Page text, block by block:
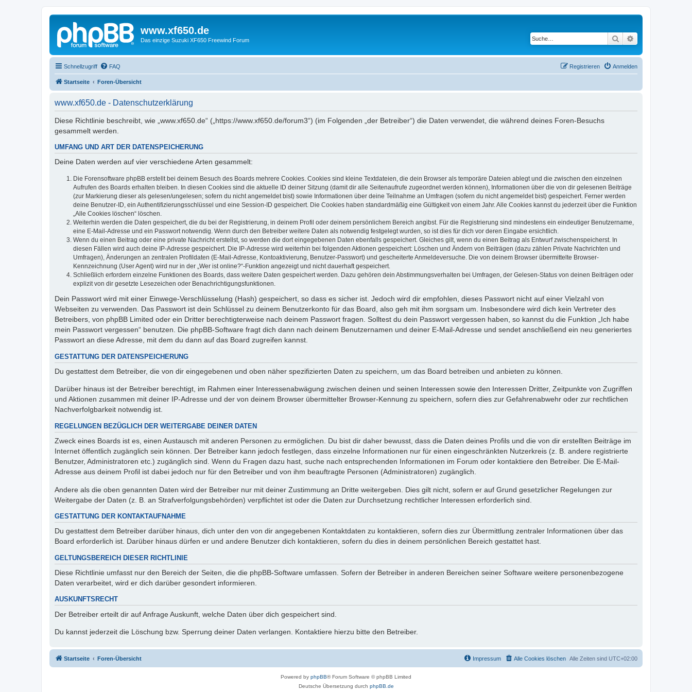
www.xf650.de
Das einzige Suzuki XF650 Freewind Forum Suche
Schnellzugriff FAQ Anmelden
Registrieren
Startseite Foren-Übersicht
www.xf650.de - Datenschutzerklärung
Diese Richtlinie beschreibt, wie „www.xf650.de“ („https://www.xf650.de/forum3“) (im Folgenden „der Betreiber“) die Daten verwendet, die während deines Foren-Besuchs
gesammelt werden.
UMFANG UND ART DER DATENSPEICHERUNG
Deine Daten werden auf vier verschiedene Arten gesammelt:
Die Forensoftware phpBB erstellt bei deinem Besuch des Boards mehrere Cookies. Cookies sind kleine Textdateien, die dein Browser als temporäre Dateien ablegt und die zwischen den einzelnen
Aufrufen des Boards erhalten bleiben. In diesen Cookies sind die aktuelle ID deiner Sitzung (damit dir alle Seitenaufrufe zugeordnet werden können), Informationen über die von dir gelesenen Beiträge
(zur Markierung dieser als gelesen/ungelesen; sofern du nicht angemeldet bist) sowie Informationen über deine Teilnahme an Umfragen (sofern du nicht angemeldet bist) gespeichert. Ferner werden
deine Benutzer-ID, ein Authentifizierungsschlüssel und eine Session-ID gespeichert. Die Cookies haben standardmäßig eine Gültigkeit von einem Jahr. Alle Cookies kannst du jederzeit über die Funktion
„Alle Cookies löschen“ löschen.
Weiterhin werden die Daten gespeichert, die du bei der Registrierung, in deinem Profil oder deinem persönlichem Bereich angibst. Für die Registrierung sind mindestens ein eindeutiger Benutzername,
eine E-Mail-Adresse und ein Passwort notwendig. Wenn durch den Betreiber weitere Daten als notwendig festgelegt wurden, so ist dies für dich vor deren Eingabe ersichtlich.
Wenn du einen Beitrag oder eine private Nachricht erstellst, so werden die dort eingegebenen Daten ebenfalls gespeichert. Gleiches gilt, wenn du einen Beitrag als Entwurf zwischenspeicherst. In
diesen Fällen wird auch deine IP-Adresse gespeichert. Die IP-Adresse wird weiterhin bei folgenden Aktionen gespeichert: Löschen und Ändern von Beiträgen (dazu zählen Private Nachrichten und
Umfragen), Änderungen an zentralen Profildaten (E-Mail-Adresse, Kontoaktivierung, Benutzer-Passwort) und gescheiterte Anmeldeversuche. Die von deinem Browser übermittelte Browser-
Kennzeichnung (User Agent) wird nur in der „Wer ist online?“-Funktion angezeigt und nicht dauerhaft gespeichert.
Schließlich erfordern einzelne Funktionen des Boards, dass weitere Daten gespeichert werden. Dazu gehören dein Abstimmungsverhalten bei Umfragen, der Gelesen-Status von deinen Beiträgen oder
explizit von dir gesetzte Lesezeichen oder Benachrichtigungsfunktionen.
Dein Passwort wird mit einer Einwege-Verschlüsselung (Hash) gespeichert, so dass es sicher ist. Jedoch wird dir empfohlen, dieses Passwort nicht auf einer Vielzahl von
Webseiten zu verwenden. Das Passwort ist dein Schlüssel zu deinem Benutzerkonto für das Board, also geh mit ihm sorgsam um. Insbesondere wird dich kein Vertreter des
Betreibers, von phpBB Limited oder ein Dritter berechtigterweise nach deinem Passwort fragen. Solltest du dein Passwort vergessen haben, so kannst du die Funktion „Ich habe
mein Passwort vergessen“ benutzen. Die phpBB-Software fragt dich dann nach deinem Benutzernamen und deiner E-Mail-Adresse und sendet anschließend ein neu generiertes
Passwort an diese Adresse, mit dem du dann auf das Board zugreifen kannst.
GESTATTUNG DER DATENSPEICHERUNG
Du gestattest dem Betreiber, die von dir eingegebenen und oben näher spezifizierten Daten zu speichern, um das Board betreiben und anbieten zu können.
Darüber hinaus ist der Betreiber berechtigt, im Rahmen einer Interessenabwägung zwischen deinen und seinen Interessen sowie den Interessen Dritter, Zeitpunkte von Zugriffen
und Aktionen zusammen mit deiner IP-Adresse und der von deinem Browser übermittelter Browser-Kennung zu speichern, sofern dies zur Gefahrenabwehr oder zur rechtlichen
Nachverfolgbarkeit notwendig ist.
REGELUNGEN BEZÜGLICH DER WEITERGABE DEINER DATEN
Zweck eines Boards ist es, einen Austausch mit anderen Personen zu ermöglichen. Du bist dir daher bewusst, dass die Daten deines Profils und die von dir erstellten Beiträge im
Internet öffentlich zugänglich sein können. Der Betreiber kann jedoch festlegen, dass einzelne Informationen nur für einen eingeschränkten Nutzerkreis (z. B. andere registrierte
Benutzer, Administratoren etc.) zugänglich sind. Wenn du Fragen dazu hast, suche nach entsprechenden Informationen im Forum oder kontaktiere den Betreiber. Die E-Mail-
Adresse aus deinem Profil ist dabei jedoch nur für den Betreiber und von ihm beauftragte Personen (Administratoren) zugänglich.
Andere als die oben genannten Daten wird der Betreiber nur mit deiner Zustimmung an Dritte weitergeben. Dies gilt nicht, sofern er auf Grund gesetzlicher Regelungen zur
Weitergabe der Daten (z. B. an Strafverfolgungsbehörden) verpflichtet ist oder die Daten zur Durchsetzung rechtlicher Interessen erforderlich sind.
GESTATTUNG DER KONTAKTAUFNAHME
Du gestattest dem Betreiber darüber hinaus, dich unter den von dir angegebenen Kontaktdaten zu kontaktieren, sofern dies zur Übermittlung zentraler Informationen über das
Board erforderlich ist. Darüber hinaus dürfen er und andere Benutzer dich kontaktieren, sofern du dies in deinem persönlichen Bereich gestattet hast.
GELTUNGSBEREICH DIESER RICHTLINIE
Diese Richtlinie umfasst nur den Bereich der Seiten, die die phpBB-Software umfassen. Sofern der Betreiber in anderen Bereichen seiner Software weitere personenbezogene
Daten verarbeitet, wird er dich darüber gesondert informieren.
AUSKUNFTSRECHT
Der Betreiber erteilt dir auf Anfrage Auskunft, welche Daten über dich gespeichert sind.
Du kannst jederzeit die Löschung bzw. Sperrung deiner Daten verlangen. Kontaktiere hierzu bitte den Betreiber.
Startseite Foren-Übersicht Alle Zeiten sind UTC+02:00
Alle Cookies löschen
Impressum
Powered by phpBB® Forum Software © phpBB Limited
Deutsche Übersetzung durch phpBB.de